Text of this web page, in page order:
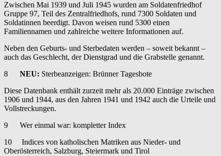
Zwischen Mai 1939 und Juli 1945 wurden am Soldatenfriedhof
Gruppe 97, Teil des Zentralfriedhofs, rund 7300 Soldaten und
Soldatinnen beerdigt. Davon weisen rund 5300 einen
Familiennamen und zahlreiche weitere Informationen auf.
Neben den Geburts- und Sterbedaten werden – soweit bekannt –
auch das Geschlecht, der Dienstgrad und die Grabstelle genannt.
8 NEU: Sterbeanzeigen: Brünner Tagesbote
Diese Datenbank enthält zurzeit mehr als 20.000 Einträge zwischen
1906 und 1944, aus den Jahren 1941 und 1942 auch die Urteile und
Vollstreckungen.
9 Wer einmal war: kompletter Index
10 Indices von katholischen Matriken aus Nieder- und
Oberösterreich, Salzburg, Steiermark und Tirol